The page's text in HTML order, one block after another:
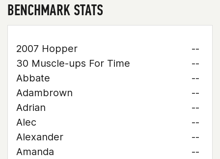
BENCHMARK STATS
2007 Hopper
--
30 Muscle-ups For Time
--
Abbate
--
Adambrown
--
Adrian
--
Alec
--
Alexander
--
Amanda
--